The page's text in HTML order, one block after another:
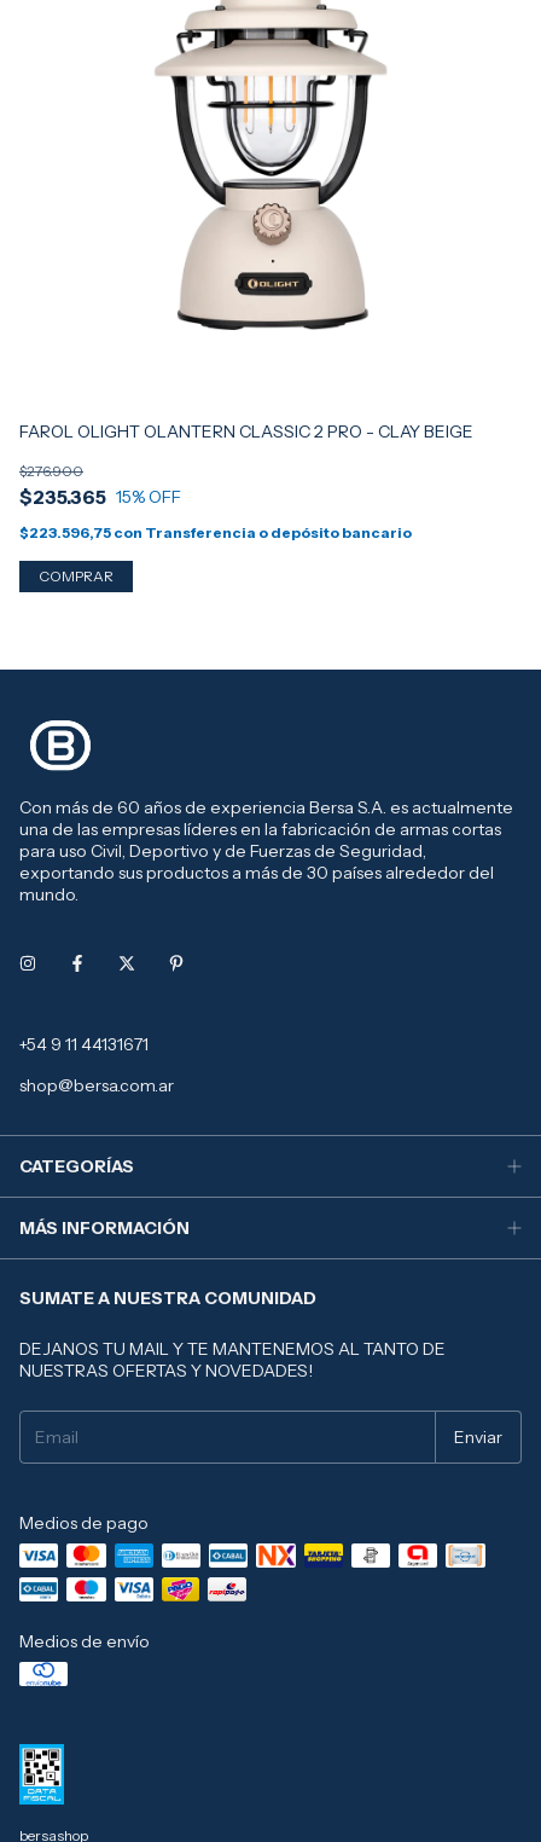
FAROL OLIGHT OLANTERN CLASSIC 2 PRO - CLAY BEIGE
$235.365
$276.900
15% OFF
$223.596,75 con Transferencia o depósito bancario
Con más de 60 años de experiencia Bersa S.A. es actualmente
una de las empresas líderes en la fabricación de armas cortas
para uso Civil, Deportivo y de Fuerzas de Seguridad,
exportando sus productos a más de 30 países alrededor del
mundo.
+54 9 11 44131671
shop@bersa.com.ar
CATEGORÍAS
MÁS INFORMACIÓN
SUMATE A NUESTRA COMUNIDAD
DEJANOS TU MAIL Y TE MANTENEMOS AL TANTO DE
NUESTRAS OFERTAS Y NOVEDADES!
Medios de pago
Medios de envío
bersashop